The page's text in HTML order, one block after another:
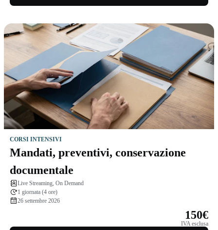
CORSI INTENSIVI
Mandati, preventivi, conservazione
documentale
Live Streaming, On Demand
1 giornata (4 ore)
26 settembre 2026
150€
IVA esclusa